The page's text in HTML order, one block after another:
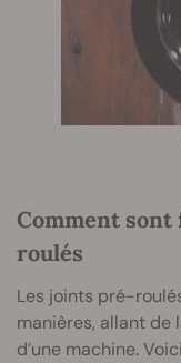
Comment
roulés
Les joints pré-
manières, allant de
d’une machine.